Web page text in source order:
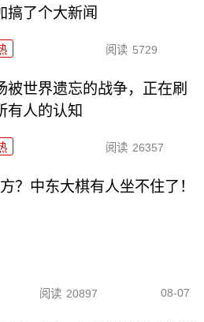
搞了个大新闻
阅读 5729
被世界遗忘的战争，正在刷
有人的认知
阅读 26357
？中东大棋有人坐不住了！
阅读 20897 08-07